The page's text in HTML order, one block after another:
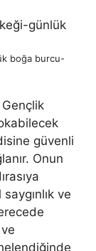
boğa burcu-
güvenli
Onun
ve